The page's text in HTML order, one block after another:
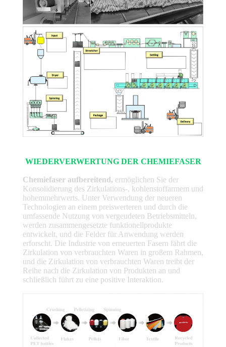
WIEDERVERWERTUNG DER CHEMIEFASER
Chemiefaser aufbereitend, ermöglichen Sie der
Konsolidierung des Zirkulations-, kohlenstoffarmem und
hohemmehrwerts. Unter Verwendung der neueren
Technologien an einem preiswerteren und durch die
umfassende Nutzung von vergeudeten Betriebsmitteln,
werden zusammengesetzte funktionellprodukte
entwickelt, und die Felder für Anwendung werden
erforscht. Die Industrie von erneuerten Fasern fährt die
Zirkulation von verbrauchten Waren in großem Rahmen,
und die Zirkulation von verbrauchten Waren treibt der
Reihe nach die Zirkulation von Produkten an und
schließlich führt zu eine positive Interaktion.